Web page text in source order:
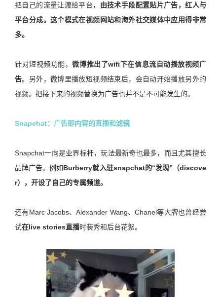
把自己的流量让渡给平台， 由技术手段配置贴片广告，红人与
平台分成。这个模式在视频网站和海外社交媒体中应用得非常
多。
针对短视频功能，微博推出了wifi下在信息流自动播放视频广
告。另外，微博里播放短视频结束后，会自动开始播放另外的
视频。把接下来的视频替换为广告也并不是不可能发生的。
Snapchat：广告即内容的直播和滤镜
Snapchat一向是业界标杆，玩法最新奇也最多，而且尤其擅长
品牌广告。例如Burberry就入驻snapchat的“发现”（discove
r），开设了自己的专属频道。
还有Marc Jacobs、Alexander Wang、Chanel等大牌也曾经尝
试在live stories直播时装秀和后台花絮。